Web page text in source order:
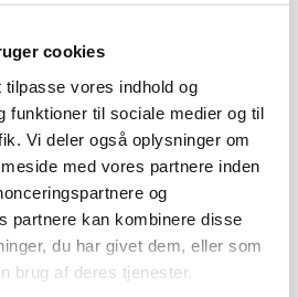
cookies
vores indhold og
funktioner til sociale medier og til
Vi deler også oplysninger om
med vores partnere inden
og
partnere kan kombinere disse
du har givet dem, eller som
brug af deres tjenester.
Eco-Flow reducerer
når hætten løftes, genbruger